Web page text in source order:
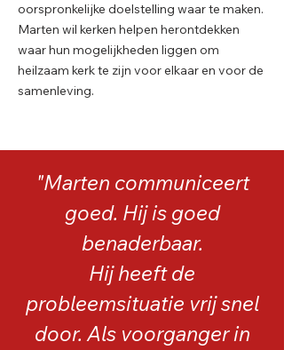
oorspronkelijke doelstelling waar te maken.
Marten wil kerken helpen herontdekken
waar hun mogelijkheden liggen om
heilzaam kerk te zijn voor elkaar en voor de
samenleving.
"Marten communiceert
goed. Hij is goed
benaderbaar.
Hij heeft de
probleemsituatie vrij snel
door. Als voorganger in